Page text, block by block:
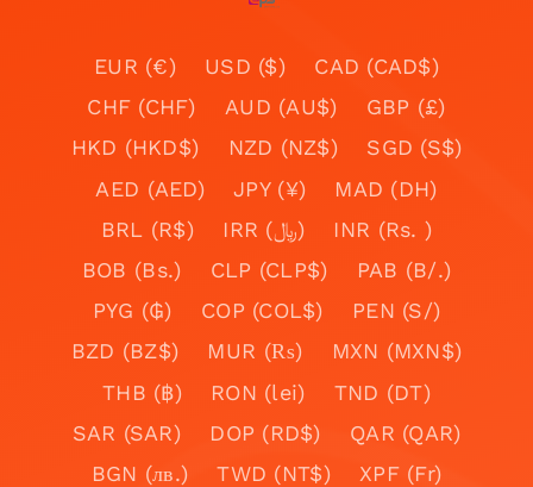
EUR (€) USD ($)
CAD (CAD$)
CHF (CHF)
AUD (AU$)
GBP (£)
HKD (HKD$)
NZD (NZ$)
SGD (S$)
AED (AED)
JPY (¥)
MAD (DH)
BRL (R$)
IRR (﷼)
INR (Rs. )
BOB (Bs.)
CLP (CLP$)
PAB (B/.)
PYG (₲)
COP (COL$)
PEN (S/)
BZD (BZ$)
MUR (₨)
MXN (MXN$)
THB (฿)
RON (lei)
TND (DT)
SAR (SAR)
DOP (RD$)
QAR (QAR)
BGN (лв.)
TWD (NT$)
XPF (Fr)